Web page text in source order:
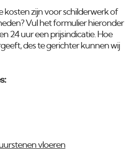
kosten zijn voor schilderwerk of
Vul het formulier hieronder
24 uur een prijsindicatie. Hoe
des te gerichter kunnen wij
vloeren